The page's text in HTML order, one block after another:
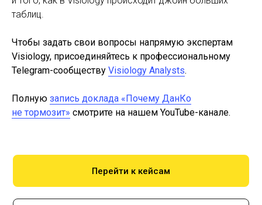
таблиц.
Чтобы задать свои вопросы напрямую экспертам
Visiology, присоединяйтесь к профессиональному
Telegram-сообществу Visiology Analysts.
Полную запись доклада «Почему ДанКо
не тормозит» смотрите на нашем YouTube-канале.
Перейти к кейсам